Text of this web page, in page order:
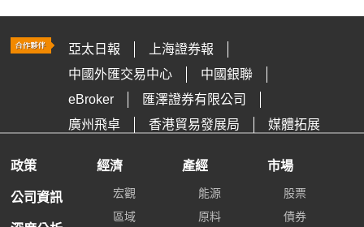
亞太日報
上海證券報
中國外匯交易中心
中國銀聯
eBroker
匯澤證券有限公司
廣州飛卓
香港貿易發展局 媒體拓展
政策
公司資訊
經濟
宏觀
區域
產經
能源
原料
市場
股票
債券